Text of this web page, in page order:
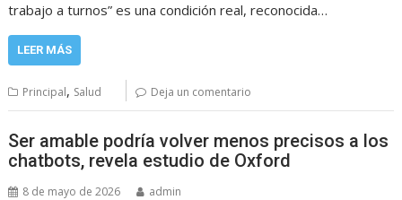
trabajo a turnos” es una condición real, reconocida…
LEER MÁS
Principal, Salud Deja un comentario
Ser amable podría volver menos precisos a los
chatbots, revela estudio de Oxford
8 de mayo de 2026 admin